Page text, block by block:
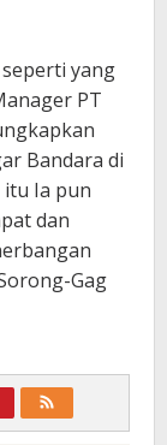
yang
PT
Bandara di
itu Ia pun
dan
Gag